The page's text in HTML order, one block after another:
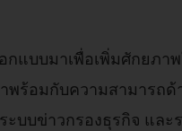
กแบบมาเพื่อเพิ่มศักยภ
พร้อมกับความสามารถ
ะบบข่าวกรองธุรกิจ แล